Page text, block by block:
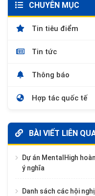
CHUYÊN MỤC
Tin tiêu điểm
Tin tức
Thông báo
Hợp tác quốc tế
BÀI VIẾT LIÊN
Dự án MentalHigh
ý nghĩa
Danh sách các hội